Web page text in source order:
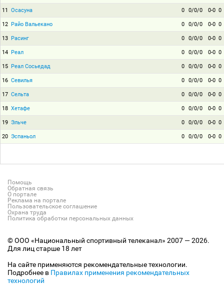
11 Осасуна 0 0/0/0 0-0 0
12 Райо Вальекано 0 0/0/0 0-0 0
13 Расинг 0 0/0/0 0-0 0
14 Реал 0 0/0/0 0-0 0
15 Реал Сосьедад 0 0/0/0 0-0 0
16 Севилья 0 0/0/0 0-0 0
17 Сельта 0 0/0/0 0-0 0
18 Хетафе 0 0/0/0 0-0 0
19 Эльче 0 0/0/0 0-0 0
20 Эспаньол 0 0/0/0 0-0 0
Помощь
Обратная связь
О портале
Реклама на портале
Пользовательское соглашение
Охрана труда
Политика обработки персональных данных
© ООО «Национальный спортивный телеканал» 2007 — 2026.
Для лиц старше 18 лет
На сайте применяются рекомендательные технологии.
Подробнее в Правилах применения рекомендательных
технологий